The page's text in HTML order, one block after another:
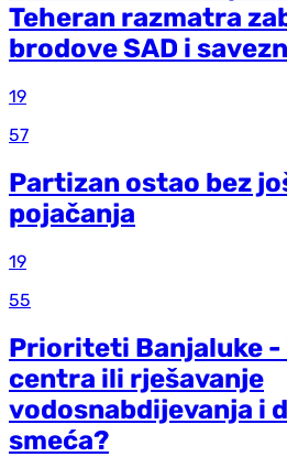
Teheran razmatra
brodove SAD i
19
57
Partizan ostao bez
pojačanja
19
55
Prioriteti Banjaluke -
centra ili rješavanje
vodosnabdijevanja i
smeća?